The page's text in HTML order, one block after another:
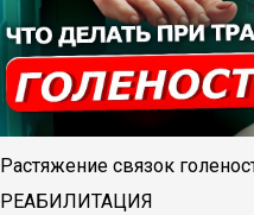
Растяжение связок
РЕАБИЛИТАЦИЯ